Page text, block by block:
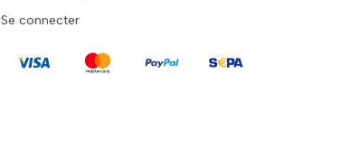
Se connecter